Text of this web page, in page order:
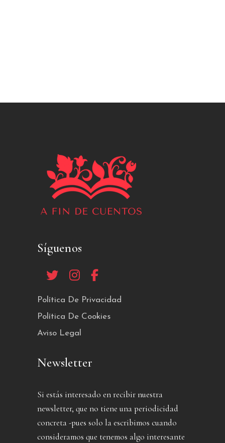
Síguenos
Política De Privacidad
Política De Cookies
Aviso Legal
Newsletter
Si estás interesado en recibir nuestra
newsletter, que no tiene una periodicidad
concreta -pues solo la escribimos cuando
consideramos que tenemos algo interesante